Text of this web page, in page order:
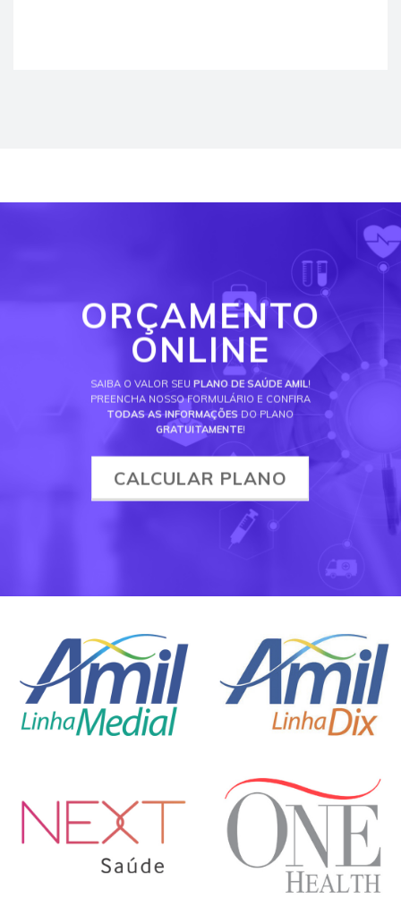
ORÇAMENTO
ONLINE
SAIBA O VALOR SEU PLANO DE SAÚDE AMIL!
PREENCHA NOSSO FORMULÁRIO E CONFIRA
TODAS AS INFORMAÇÕES DO PLANO
GRATUITAMENTE!
CALCULAR PLANO